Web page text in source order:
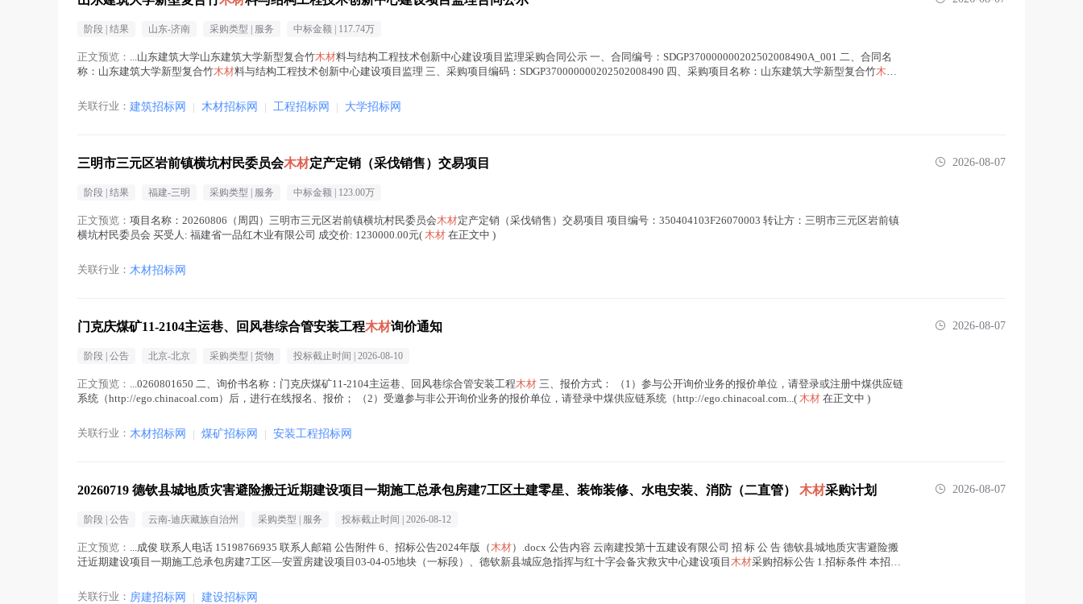
阶段 | 结果 山东-济南 采购类型 | 服务 中标金额 | 117.74万
正文预览： ...山东建筑大学山东建筑大学新型复合竹木材料与结构工程技术创新中心建设项目监理采购合同公示 一、合同编号：SDGP370000000202502008490A_001 二、合同名
称：山东建筑大学新型复合竹木材料与结构工程技术创新中心建设项目监理 三、采购项目编码：SDGP370000000202502008490 四、采购项目名称：山东建筑大学新型复合竹木材
关联行业： 建筑招标网 | 木材招标网 | 工程招标网 | 大学招标网
三明市三元区岩前镇横坑村民委员会木材定产定销（采伐销售）交易项目
阶段 | 结果 福建-三明 采购类型 | 服务 中标金额 | 123.00万
正文预览： 项目名称：20260806（周四）三明市三元区岩前镇横坑村民委员会木材定产定销（采伐销售）交易项目 项目编号：350404103F26070003 转让方：三明市三元区岩前镇
横坑村民委员会 买受人: 福建省一品红木业有限公司 成交价: 1230000.00元( 木材 在正文中 )
关联行业： 木材招标网
2026-08-07
门克庆煤矿11-2104主运巷、回风巷综合管安装工程木材询价通知
阶段 | 公告 北京-北京 采购类型 | 货物 投标截止时间 | 2026-08-10
正文预览： ...0260801650 二、询价书名称：门克庆煤矿11-2104主运巷、回风巷综合管安装工程木材 三、报价方式： （1）参与公开询价业务的报价单位，请登录或注册中煤供应链
系统（http://ego.chinacoal.com）后，进行在线报名、报价； （2）受邀参与非公开询价业务的报价单位，请登录中煤供应链系统（http://ego.chinacoal.com...( 木材 在正文中 )
关联行业： 木材招标网 | 煤矿招标网 | 安装工程招标网
2026-08-07
20260719 德钦县城地质灾害避险搬迁近期建设项目一期施工总承包房建7工区土建零星、装饰装修、水电安装、消防（二直管） 木材采购计划
阶段 | 公告 云南-迪庆藏族自治州 采购类型 | 服务 投标截止时间 | 2026-08-12
正文预览： ...成俊 联系人电话 15198766935 联系人邮箱 公告附件 6、招标公告2024年版（木材）.docx 公告内容 云南建投第十五建设有限公司 招 标 公 告 德钦县城地质灾害避险搬
迁近期建设项目一期施工总承包房建7工区—安置房建设项目03-04-05地块（一标段）、德钦新县城应急指挥与红十字会备灾救灾中心建设项目 木材采购招标公告 1.招标条件 本招标
关联行业： 房建招标网 | 建设招标网
2026-08-07